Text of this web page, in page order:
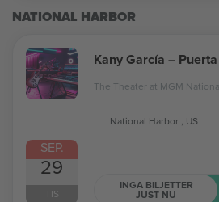
NATIONAL HARBOR
SEP.
29
TIS
Kany García –
The Theater at MGM
National Harbor , US
INGA BILJETTER
JUST NU